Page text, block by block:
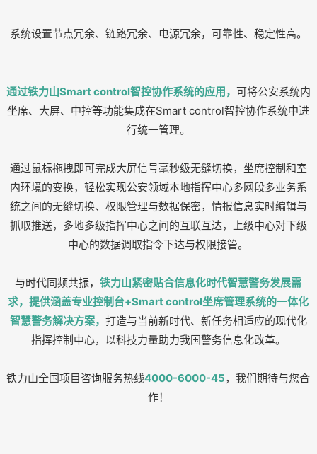
系统设置节点冗余、链路冗余、电源冗余，可靠性、稳定性高。
通过铁力山Smart control智控协作系统的应用， 可将公安系统内
坐席、大屏、中控等功能集成在Smart control智控协作系统中进
行统一管理。
通过鼠标拖拽即可完成大屏信号毫秒级无缝切换，坐席控制和室
内环境的变换，轻松实现公安领域本地指挥中心多网段多业务系
统之间的无缝切换、权限管理与数据保密，情报信息实时编辑与
抓取推送，多地多级指挥中心之间的互联互达，上级中心对下级
中心的数据调取指令下达与权限接管。
与时代同频共振，铁力山紧密贴合信息化时代智慧警务发展需
求，提供涵盖专业控制台+Smart control坐席管理系统的一体化
智慧警务解决方案， 打造与当前新时代、新任务相适应的现代化
指挥控制中心，以科技力量助力我国警务信息化改革。
铁力山全国项目咨询服务热线4000-6000-45，我们期待与您合
作！